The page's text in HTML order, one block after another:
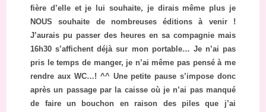
fière d’elle et je lui souhaite, je dirais même plus je
NOUS souhaite de nombreuses éditions à venir !
J’aurais pu passer des heures en sa compagnie mais
16h30 s’affichent déjà sur mon portable… Je n’ai pas
pris le temps de manger, je n’ai même pas pensé à me
rendre aux WC…! ^^ Une petite pause s’impose donc
après un passage par la caisse où je n’ai pas manqué
de faire un bouchon en raison des piles que j’ai